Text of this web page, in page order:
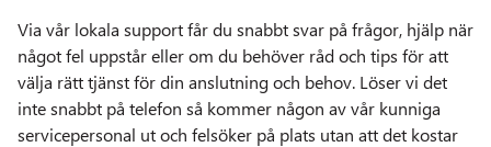
Via vår lokala support får du snabbt svar på frågor, hjälp när
något fel uppstår eller om du behöver råd och tips för att
välja rätt tjänst för din anslutning och behov. Löser vi det
inte snabbt på telefon så kommer någon av vår kunniga
servicepersonal ut och felsöker på plats utan att det kostar